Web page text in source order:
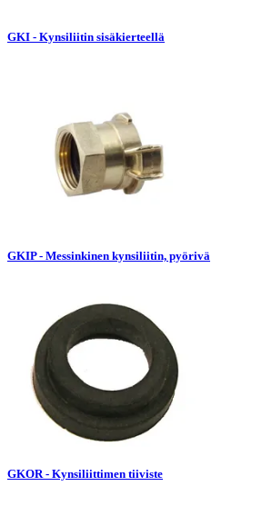
GKI - Kynsiliitin sisäkierteellä
GKIP - Messinkinen kynsiliitin, pyörivä
GKOR - Kynsiliittimen tiiviste